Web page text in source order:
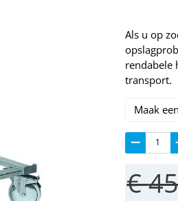
Als u op
rendabele
transport.
€